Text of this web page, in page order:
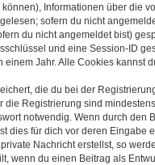
Informationen über die
sofern du nicht
du nicht angemeldet bist)
und eine Session-ID
Jahr. Alle Cookies kannst
die du bei der
die Registrierung sind
notwendig. Wenn durch den
dies für dich vor deren Eingabe
Nachricht erstellst, so
wenn du einen Beitrag als